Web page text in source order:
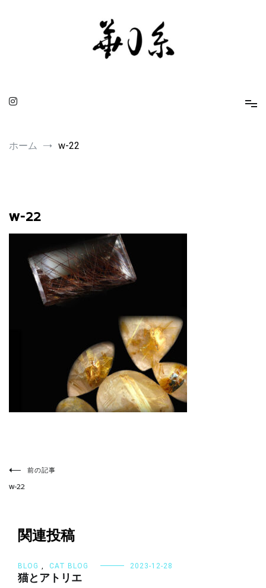
ホーム w-22
w-22
投
稿
ナ
ゲ
ー
シ
ョ
ン
前の記事
w-22
関連投稿
BLOG CAT BLOG 2023-12-28
猫とアトリエ